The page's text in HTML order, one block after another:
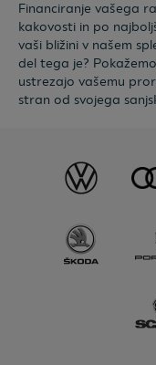
Financiranje vašega
kakovosti in po
vaši bližini v našem
del tega je?
ustrezajo vašemu
stran od svojega